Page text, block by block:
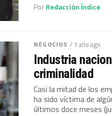
PorRedacción Índice
NEGOCIOS / 1 año ago
Industria
criminalidad
Casi la mitad de los
ha sido víctima de
últimos doce meses